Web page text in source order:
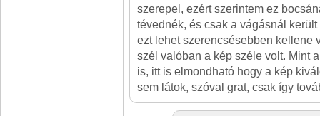
szerepel, ezért szerintem ez
tévednék, és csak a vágásnál
ezt lehet szerencsésebben kellene
szél valóban a kép széle volt. Mint
is, itt is elmondható hogy a kép
sem látok, szóval grat, csak így